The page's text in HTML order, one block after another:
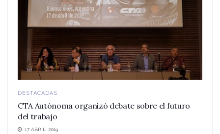
DESTACADAS
CTA Autónoma organizó debate sobre el futuro
del trabajo
17 ABRIL, 2019